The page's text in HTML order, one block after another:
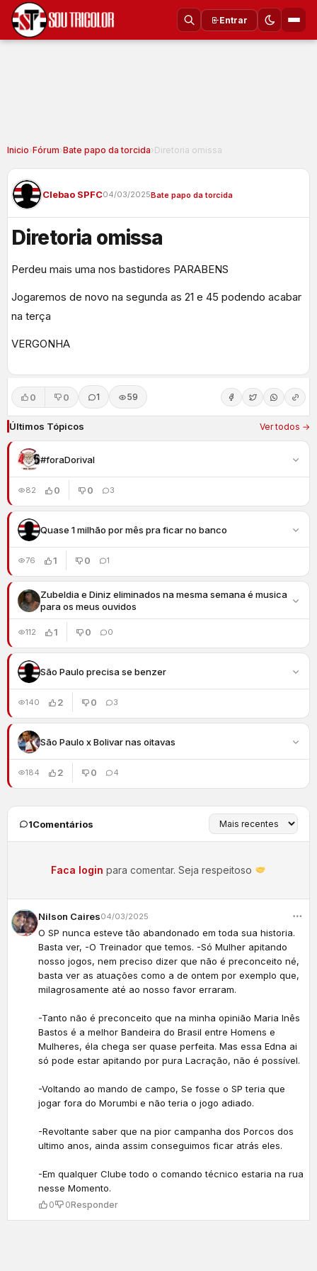
Entrar
Inicio›Fórum›Bate papo da torcida›Diretoria omissa
Clebao SPFC04/03/2025Bate papo da torcida
Diretoria omissa
Perdeu mais uma nos bastidores PARABENS
Jogaremos de novo na segunda as 21 e 45 podendo acabar
na terça
VERGONHA
0 0 1 59
Últimos Tópicos Ver todos →
#foraDorival
82 0 0 3
Quase 1 milhão por mês pra ficar no banco
76 1 0 1
Zubeldia e Diniz eliminados na mesma semana é musica
para os meus ouvidos
112 1 0 0
São Paulo precisa se benzer
140 2 0 3
São Paulo x Bolivar nas oitavas
184 2 0 4
1Comentários
Faca login para comentar. Seja respeitoso
Nilson Caires04/03/2025
O SP nunca esteve tão abandonado em toda sua historia.
Basta ver, -O Treinador que temos. -Só Mulher apitando
nosso jogos, nem preciso dizer que não é preconceito né,
basta ver as atuações como a de ontem por exemplo que,
milagrosamente até ao nosso favor erraram.
-Tanto não é preconceito que na minha opinião Maria Inês
Bastos é a melhor Bandeira do Brasil entre Homens e
Mulheres, éla chega ser quase perfeita. Mas essa Edna ai
só pode estar apitando por pura Lacração, não é possível.
-Voltando ao mando de campo, Se fosse o SP teria que
jogar fora do Morumbi e não teria o jogo adiado.
-Revoltante saber que na pior campanha dos Porcos dos
ultimo anos, ainda assim conseguimos ficar atrás eles.
-Em qualquer Clube todo o comando técnico estaria na rua
nesse Momento.
0 0Responder